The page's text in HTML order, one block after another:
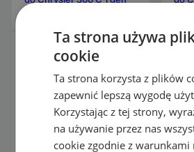
EVA Dywaniki do
Chrysler 300 C 1 gen
Sedan (2004-2010)
189.00zł
KONFIGURUJ
Ta strona używa
cookie
Ta strona korzysta z plików
zapewnić lepszą wygodę
Korzystając z tej strony,
na używanie przez nas
cookie zgodnie z warunkami